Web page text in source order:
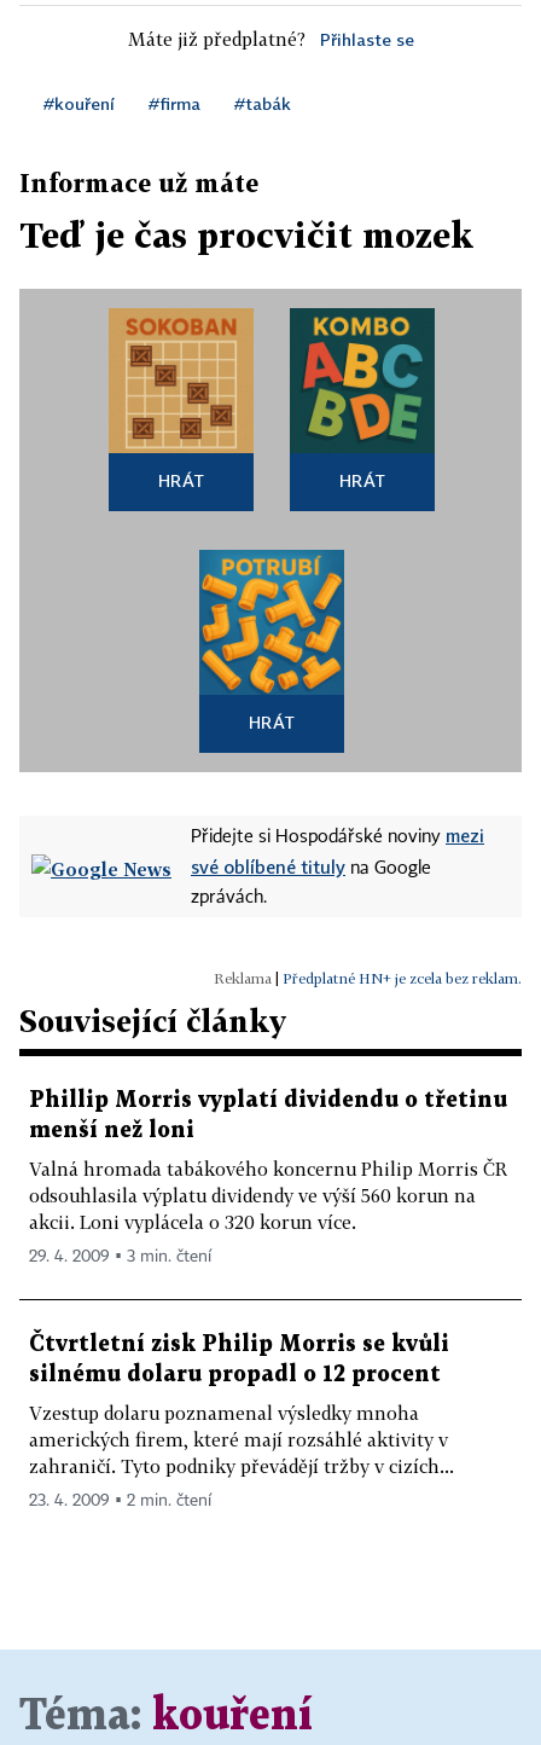
Máte již předplatné? Přihlaste se
#kouření #firma #tabák
Informace už máte
Teď je čas procvičit mozek
HRÁT HRÁT
HRÁT
Přidejte si Hospodářské noviny mezi
své oblíbené tituly na Google
zprávách.
Předplatné HN+ je zcela bez reklam.
Související články
Phillip Morris vyplatí dividendu o třetinu
menší než loni
Valná hromada tabákového koncernu Philip Morris ČR
odsouhlasila výplatu dividendy ve výší 560 korun na
akcii. Loni vyplácela o 320 korun více.
29. 4. 2009 ▪ 3 min. čtení
Čtvrtletní zisk Philip Morris se kvůli
silnému dolaru propadl o 12 procent
Vzestup dolaru poznamenal výsledky mnoha
amerických firem, které mají rozsáhlé aktivity v
zahraničí. Tyto podniky převádějí tržby v cizích...
23. 4. 2009 ▪ 2 min. čtení
Téma: kouření